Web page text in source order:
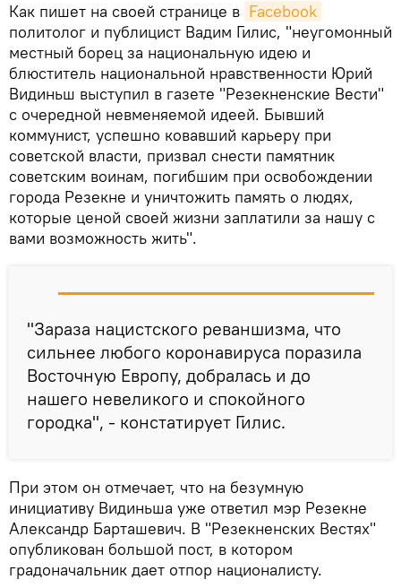
Как пишет на своей странице в Facebook
политолог и публицист Вадим Гилис, "неугомонный
местный борец за национальную идею и
блюститель национальной нравственности Юрий
Видиньш выступил в газете "Резекненские Вести"
с очередной невменяемой идеей. Бывший
коммунист, успешно ковавший карьеру при
советской власти, призвал снести памятник
советским воинам, погибшим при освобождении
города Резекне и уничтожить память о людях,
которые ценой своей жизни заплатили за нашу с
вами возможность жить".
"Зараза нацистского реваншизма, что
сильнее любого коронавируса поразила
Восточную Европу, добралась и до
нашего невеликого и спокойного
городка", - констатирует Гилис.
При этом он отмечает, что на безумную
инициативу Видиньша уже ответил мэр Резекне
Александр Барташевич. В "Резекненских Вестях"
опубликован большой пост, в котором
градоначальник дает отпор националисту.